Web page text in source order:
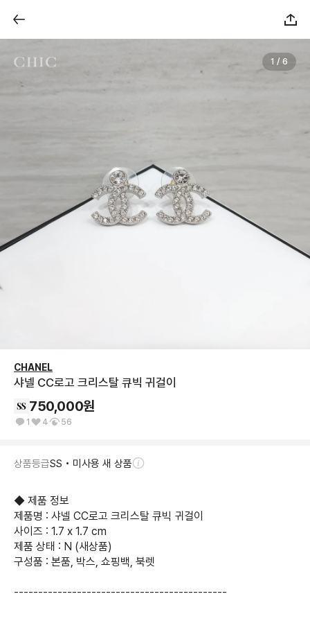
1 / 6
CHANEL
샤넬 CC로고 크리스탈 큐빅 귀걸이
750,000원
1 4 56
상품등급SS • 미사용 새 상품
◆ 제품 정보
제품명 : 샤넬 CC로고 크리스탈 큐빅 귀걸이
사이즈 : 1.7 x 1.7 cm
제품 상태 : N (새상품)
구성품 : 본품, 박스, 쇼핑백, 북렛
--------------------------------------------